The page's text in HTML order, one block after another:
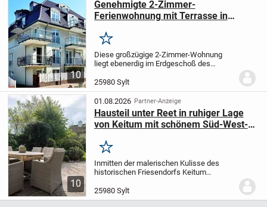
10
Genehmigte 2-Zimmer-
Ferienwohnung mit Terrasse in
Merken
Diese großzügige 2-Zimmer-Wohnung
liegt ebenerdig im Erdgeschoß des
ca. 59,46 m².
das Wohnzimmer mit Einbauküche und
mit Austritt zur...
25980 Sylt
10
01.08.2026 Partner-Anzeige
Hausteil unter Reet in ruhiger Lage
von Keitum mit schönem Süd-West-
Merken
Inmitten der malerischen Kulisse des
historischen Friesendorfs Keitum
unter Reet – eine perfekte Symbiose aus
traditioneller Baukunst und modernem
25980 Sylt